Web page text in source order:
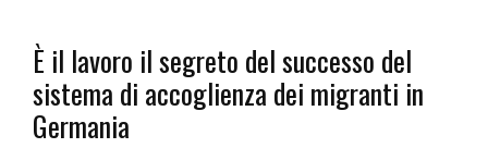
È il lavoro il segreto del successo del
sistema di accoglienza dei migranti in
Germania